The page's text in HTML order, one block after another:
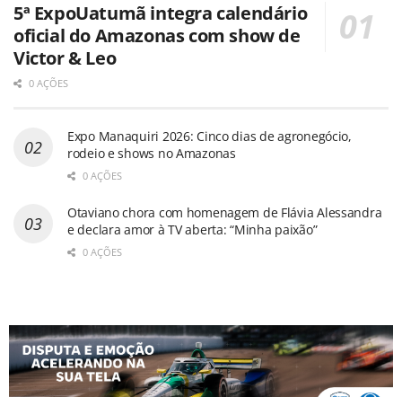
5ª ExpoUatumã integra calendário
oficial do Amazonas com show de
Victor & Leo
0 AÇÕES
Expo Manaquiri 2026: Cinco dias de agronegócio,
rodeio e shows no Amazonas
0 AÇÕES
Otaviano chora com homenagem de Flávia Alessandra
e declara amor à TV aberta: “Minha paixão”
0 AÇÕES